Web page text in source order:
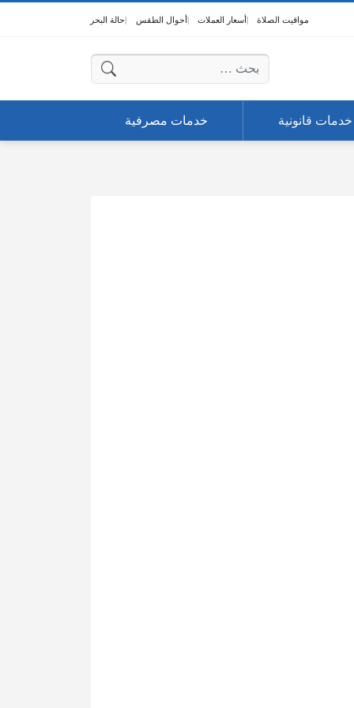
مواقيت الصلاة أسعار العملات أحوال الطقس حالة البحر
البحث عن:
خدمات قانونية خدمات مصرفية